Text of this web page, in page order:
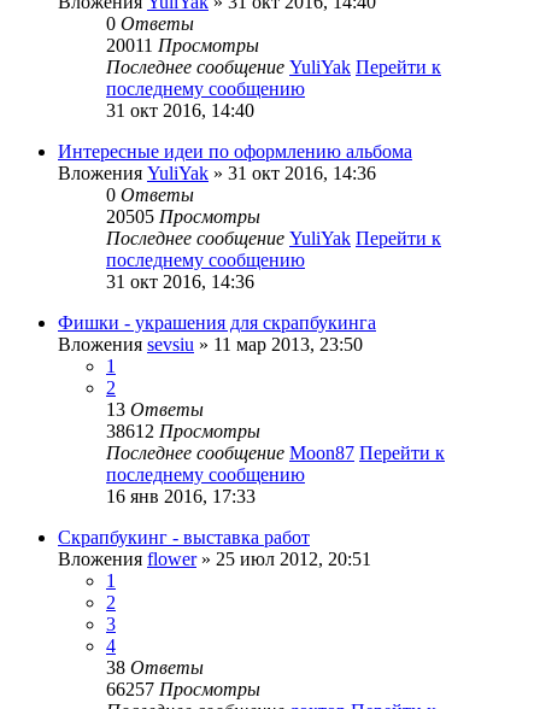
0 Ответы
20011 Просмотры
Последнее сообщение YuliYak Перейти к
последнему сообщению
31 окт 2016, 14:40
Интересные идеи по оформлению альбома
Вложения YuliYak » 31 окт 2016, 14:36
0 Ответы
20505 Просмотры
Последнее сообщение YuliYak Перейти к
последнему сообщению
31 окт 2016, 14:36
Фишки - украшения для скрапбукинга
Вложения sevsiu » 11 мар 2013, 23:50
1
2
13 Ответы
38612 Просмотры
Последнее сообщение Moon87 Перейти к
последнему сообщению
16 янв 2016, 17:33
Скрапбукинг - выставка работ
Вложения flower» 25 июл 2012, 20:51
1
2
3
4
38 Ответы
66257 Просмотры